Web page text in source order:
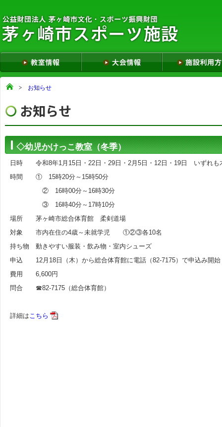
お知らせ
◇幼児かけっこ教室（冬季）
日時 令和8年1月15日・22日・29日・2月5日・12日・19日 いずれ
時間 ① 15時20分～15時50分
② 16時00分～16時30分
③ 16時40分～17時10分
場所 茅ヶ崎市総合体育館 柔剣道場
対象 市内在住の4歳～未就学児 ①②③各10名
持ち物 動きやすい服装・飲み物・室内シューズ
申込 12月18日（木）から総合体育館に電話（82-7175）で申込み開始
費用 6,600円
問合 ☎82-7175（総合体育館）
詳細はこちら